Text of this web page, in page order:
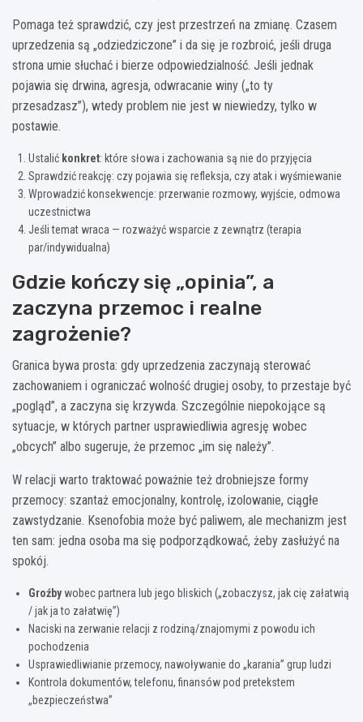
Pomaga też sprawdzić, czy jest przestrzeń na zmianę. Czasem
uprzedzenia są „odziedziczone” i da się je rozbroić, jeśli druga
strona umie słuchać i bierze odpowiedzialność. Jeśli jednak
pojawia się drwina, agresja, odwracanie winy („to ty
przesadzasz”), wtedy problem nie jest w niewiedzy, tylko w
postawie.
Ustalić konkret: które słowa i zachowania są nie do przyjęcia
Sprawdzić reakcję: czy pojawia się refleksja, czy atak i wyśmiewanie
Wprowadzić konsekwencje: przerwanie rozmowy, wyjście, odmowa
uczestnictwa
Jeśli temat wraca — rozważyć wsparcie z zewnątrz (terapia
par/indywidualna)
Gdzie kończy się „opinia”, a
zaczyna przemoc i realne
zagrożenie?
Granica bywa prosta: gdy uprzedzenia zaczynają sterować
zachowaniem i ograniczać wolność drugiej osoby, to przestaje być
„pogląd”, a zaczyna się krzywda. Szczególnie niepokojące są
sytuacje, w których partner usprawiedliwia agresję wobec
„obcych” albo sugeruje, że przemoc „im się należy”.
W relacji warto traktować poważnie też drobniejsze formy
przemocy: szantaż emocjonalny, kontrolę, izolowanie, ciągłe
zawstydzanie. Ksenofobia może być paliwem, ale mechanizm jest
ten sam: jedna osoba ma się podporządkować, żeby zasłużyć na
spokój.
Groźbywobec partnera lub jego bliskich („zobaczysz, jak cię załatwią
/ jak ja to załatwię”)
Naciski na zerwanie relacji z rodziną/znajomymi z powodu ich
pochodzenia
Usprawiedliwianie przemocy, nawoływanie do „karania” grup ludzi
Kontrola dokumentów, telefonu, finansów pod pretekstem
„bezpieczeństwa”